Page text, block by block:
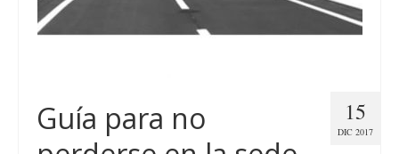
15
DIC 2017
Guía para no